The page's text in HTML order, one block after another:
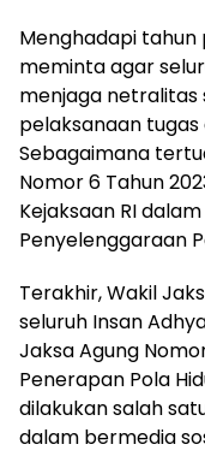
Menghadapi tahun
meminta agar
menjaga
pelaksanaan
Sebagaimana
Nomor 6 Tahun
Kejaksaan RI
Penyelenggaraan
Terakhir, Wakil
seluruh Insan
Jaksa Agung
Penerapan Pola
dilakukan salah
dalam bermedia